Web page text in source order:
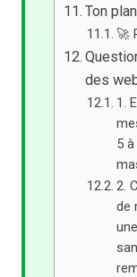
Ton
🚀
des
1.
5
2.
de